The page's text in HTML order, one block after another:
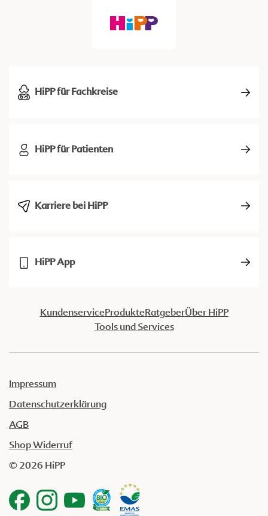
HiPP für Fachkreise
HiPP für Patienten
Karriere bei HiPP
HiPP App
KundenserviceProdukteRatgeberÜber HiPP
Tools und Services
Impressum
Datenschutzerklärung
AGB
Shop Widerruf
© 2026 HiPP